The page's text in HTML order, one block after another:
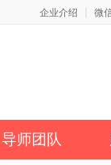
企业介绍 微
导师团队